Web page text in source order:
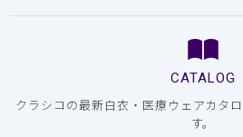
CATALOG
クラシコの最新白衣・医療ウェアカタ
す。